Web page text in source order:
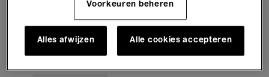
Onderwijs Rondleidingen
Voorkeuren beheren
Alles afwijzen Alle cookies accepteren